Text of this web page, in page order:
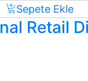
Sepete Ekle
Retail